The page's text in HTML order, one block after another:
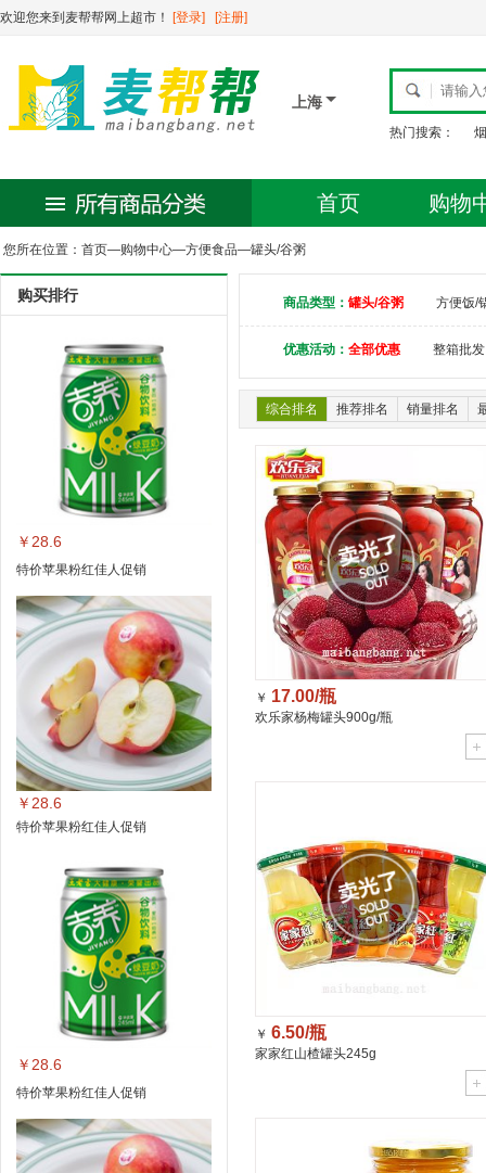
欢迎您来到麦帮帮网上超市！ [登录] [注册]
上海
热门搜索： 烟
首页 购物
您所在位置： 首页—购物中心—方便食品—罐头/谷粥
购买排行
￥28.6
特价苹果粉红佳人促销
￥28.6
特价苹果粉红佳人促销
￥28.6
特价苹果粉红佳人促销
商品类型： 罐头/谷粥 方便饭/
优惠活动： 全部优惠 整箱批发
综合排名 推荐排名 销量排名
￥ 17.00/瓶
欢乐家杨梅罐头900g/瓶
￥ 6.50/瓶
家家红山楂罐头245g